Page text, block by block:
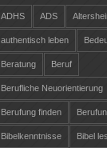
ADHS ADS
authentisch leben
Beratung Beruf
Berufliche Neuorientierung
Berufung finden
Bibelkenntnisse Bibel